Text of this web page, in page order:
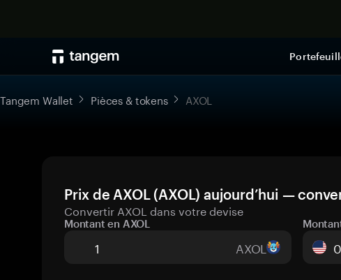
Tangem Wallet Pièces & tokens AXOL
Prix de AXOL (AXOL) aujourd’hui —
Convertir AXOL dans votre devise
Montant en AXOL
AXOL